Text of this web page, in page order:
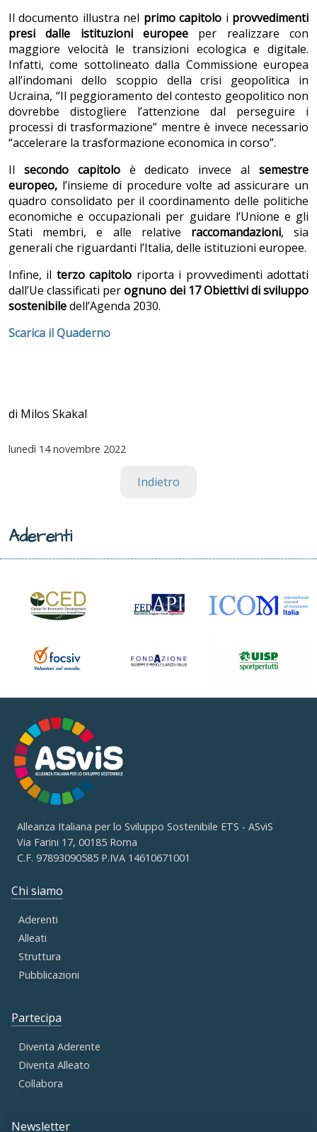
Il documento illustra nel primo capitolo i provvedimenti
presi dalle istituzioni europee per realizzare con
maggiore velocità le transizioni ecologica e digitale.
Infatti, come sottolineato dalla Commissione europea
all’indomani dello scoppio della crisi geopolitica in
Ucraina, “Il peggioramento del contesto geopolitico non
dovrebbe distogliere l’attenzione dal perseguire i
processi di trasformazione” mentre è invece necessario
“accelerare la trasformazione economica in corso”.
Il secondo capitoloè dedicato invece alsemestre
europeo, l’insieme di procedure volte ad assicurare un
quadro consolidato per il coordinamento delle politiche
economiche e occupazionali per guidare l’Unione e gli
Stati membri, e alle relative raccomandazioni, sia
generali che riguardanti l’Italia, delle istituzioni europee.
Infine, il terzo capitolo riporta i provvedimenti adottati
dall’Ue classificati perognuno dei 17 Obiettivi di sviluppo
sostenibiledell’Agenda 2030.
Scarica il Quaderno
di Milos Skakal
lunedì 14 novembre 2022
Indietro
Aderenti
Alleanza Italiana per lo Sviluppo Sostenibile ETS - ASviS
Via Farini 17, 00185 Roma
C.F. 97893090585 P.IVA 14610671001
Chi siamo
Aderenti
Alleati
Struttura
Pubblicazioni
Partecipa
Diventa Aderente
Diventa Alleato
Collabora
Newsletter